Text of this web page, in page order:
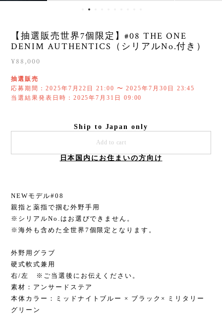
【抽選販売世界7個限定】#08 THE ONE
DENIM AUTHENTICS（シリアルNo.付き）
¥88,000
抽選販売
応募期間：2025年7月22日 21:00 〜 2025年7月30日 23:45
当選結果発表日時：2025年7月31日 09:00
Ship to Japan only
Add to cart
日本国内にお住まいの方向け
NEWモデル#08
親指と薬指で掴む外野手用
※シリアルNo.はお選びできません。
※海外も含めた全世界7個限定となります。
外野用グラブ
硬式軟式兼用
右/左 ※ご当選後にお伝えください。
素材：アンサードステア
本体カラー：ミッドナイトブルー × ブラック× ミリタリー
グリーン